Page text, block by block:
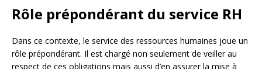
Rôle prépondérant du service RH
Dans ce contexte, le service des ressources humaines joue un
rôle prépondérant. Il est chargé non seulement de veiller au
respect de ces obligations mais aussi d’en assurer la mise à